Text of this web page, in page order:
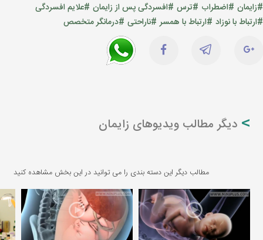
#زایمان #اضطراب #ترس #افسردگی پس از زایمان #علایم افسردگی
#ارتباط با نوزاد #ارتباط با همسر #ناراحتی #درمانگر متخصص
دیگر مطالب ویدیوهای زایمان
مطالب دیگر این دسته بندی را می توانید در این بخش مشاهده کنید